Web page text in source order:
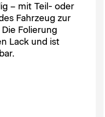
– mit Teil- oder
Fahrzeug zur
Folierung
Lack und ist